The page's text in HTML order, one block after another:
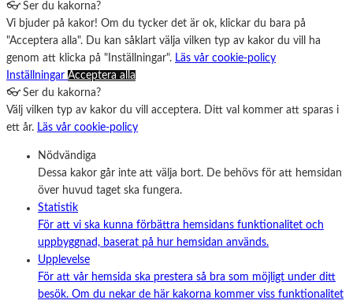
👓 Ser du kakorna?
Vi bjuder på kakor! Om du tycker det är ok, klickar du bara på
"Acceptera alla". Du kan såklart välja vilken typ av kakor du vill ha
genom att klicka på "Inställningar". Läs vår cookie-policy
Inställningar Acceptera alla
👓 Ser du kakorna?
Välj vilken typ av kakor du vill acceptera. Ditt val kommer att sparas i
ett år. Läs vår cookie-policy
Nödvändiga
Dessa kakor går inte att välja bort. De behövs för att hemsidan
över huvud taget ska fungera.
Statistik
För att vi ska kunna förbättra hemsidans funktionalitet och
uppbyggnad, baserat på hur hemsidan används.
Upplevelse
För att vår hemsida ska prestera så bra som möjligt under ditt
besök. Om du nekar de här kakorna kommer viss funktionalitet